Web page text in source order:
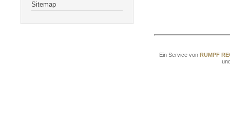
Sitemap
Ein Service von RUMPF